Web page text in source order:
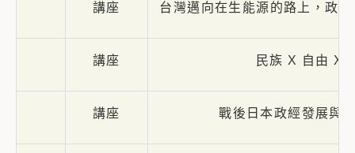
講座 台灣邁向在生能源的路上，政
講座 民族 X 自由 X
講座 戰後日本政經發展與